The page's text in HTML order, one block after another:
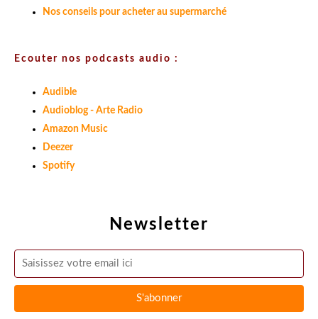
Newsletter
Nos conseils pour acheter au supermarché
Ecouter nos podcasts audio :
Audible
Audioblog - Arte Radio
Amazon Music
Deezer
Spotify